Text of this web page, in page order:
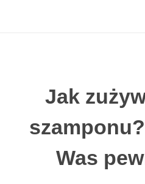
KONTAKT
k
Jak
Was